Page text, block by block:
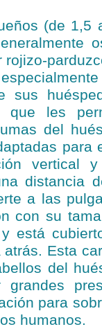
(de 1,5
sus
que les
del
para
vertical
distancia
a las
con su
está
Esta
del
para
humanos.